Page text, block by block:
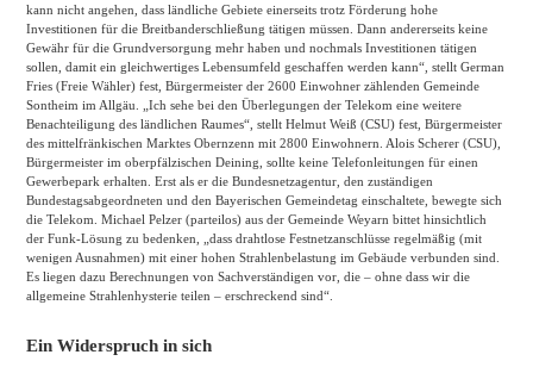
kann nicht angehen, dass ländliche Gebiete einerseits trotz Förderung hohe
Investitionen für die Breitbanderschließung tätigen müssen. Dann andererseits keine
Gewähr für die Grundversorgung mehr haben und nochmals Investitionen tätigen
sollen, damit ein gleichwertiges Lebensumfeld geschaffen werden kann“, stellt German
Fries (Freie Wähler) fest, Bürgermeister der 2600 Einwohner zählenden Gemeinde
Sontheim im Allgäu. „Ich sehe bei den Überlegungen der Telekom eine weitere
Benachteiligung des ländlichen Raumes“, stellt Helmut Weiß (CSU) fest, Bürgermeister
des mittelfränkischen Marktes Obernzenn mit 2800 Einwohnern. Alois Scherer (CSU),
Bürgermeister im oberpfälzischen Deining, sollte keine Telefonleitungen für einen
Gewerbepark erhalten. Erst als er die Bundesnetzagentur, den zuständigen
Bundestagsabgeordneten und den Bayerischen Gemeindetag einschaltete, bewegte sich
die Telekom. Michael Pelzer (parteilos) aus der Gemeinde Weyarn bittet hinsichtlich
der Funk-Lösung zu bedenken, „dass drahtlose Festnetzanschlüsse regelmäßig (mit
wenigen Ausnahmen) mit einer hohen Strahlenbelastung im Gebäude verbunden sind.
Es liegen dazu Berechnungen von Sachverständigen vor, die – ohne dass wir die
allgemeine Strahlenhysterie teilen – erschreckend sind“.
Ein Widerspruch in sich